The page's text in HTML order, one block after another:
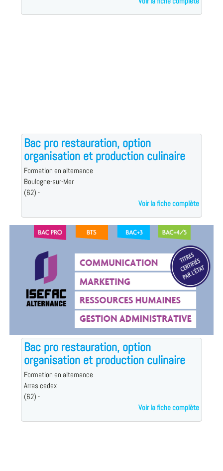
Bac pro restauration, option
organisation et production culinaire
Formation en alternance
Boulogne-sur-Mer
(62) -
Voir la fiche complète
Bac pro restauration, option
organisation et production culinaire
Formation en alternance
Arras cedex
(62) -
Voir la fiche complète